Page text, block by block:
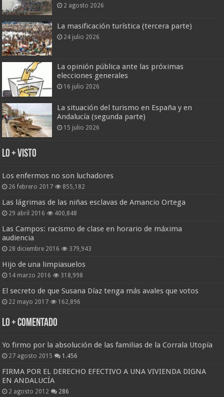
2 agosto 2026
La masificación turística (tercera parte)
24 julio 2026
La opinión pública ante las próximas
elecciones generales
16 julio 2026
La situación del turismo en España y en
Andalucía (segunda parte)
15 julio 2026
Lo + Visto
Los enfermos no son luchadores
26 febrero 2017 855,182
Las lágrimas de las niñas esclavas de Amancio Ortega
29 abril 2016 400,848
Las Campos: racismo de clase en horario de máxima
audiencia
28 diciembre 2016 379,943
Hijo de una limpiasuelos
14 marzo 2016 318,998
El secreto de que Susana Díaz tenga más avales que votos
22 mayo 2017 162,896
Lo + Comentado
Yo firmo por la absolución de las familias de la Corrala Utopía
27 agosto 2015 1.456
FIRMA POR EL DERECHO EFECTIVO A UNA VIVIENDA DIGNA
EN ANDALUCÍA
2 agosto 2012 286